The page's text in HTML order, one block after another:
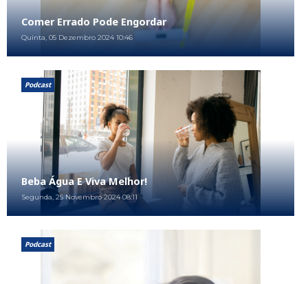
Comer Errado Pode Engordar
Quinta, 05 Dezembro 2024 10:46
Podcast
Beba Água E Viva Melhor!
Segunda, 25 Novembro 2024 08:11
Podcast